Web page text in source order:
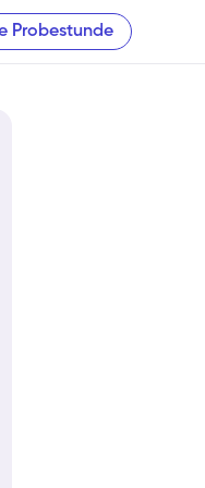
Probestunde